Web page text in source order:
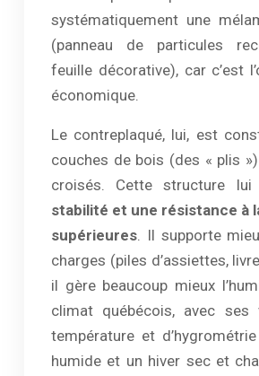
systématiquement une
(panneau de particules
feuille décorative), car c’est
économique.
Le contreplaqué, lui, est
couches de bois (des « plis
croisés. Cette structure lui
stabilité et une résistance à
supérieures. Il supporte
charges (piles d’assiettes,
il gère beaucoup mieux
climat québécois, avec ses
température et
humide et un hiver sec et